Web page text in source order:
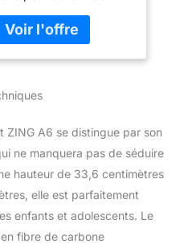
Multicolore, Taille
souhaitez en toute
Marque :
en Segway
A6 Découvrez notre
A6 se distingue par son
ne manquera pas de séduire
hauteur de 33,6 centimètres
elle est parfaitement
enfants et adolescents. Le
fibre de carbone